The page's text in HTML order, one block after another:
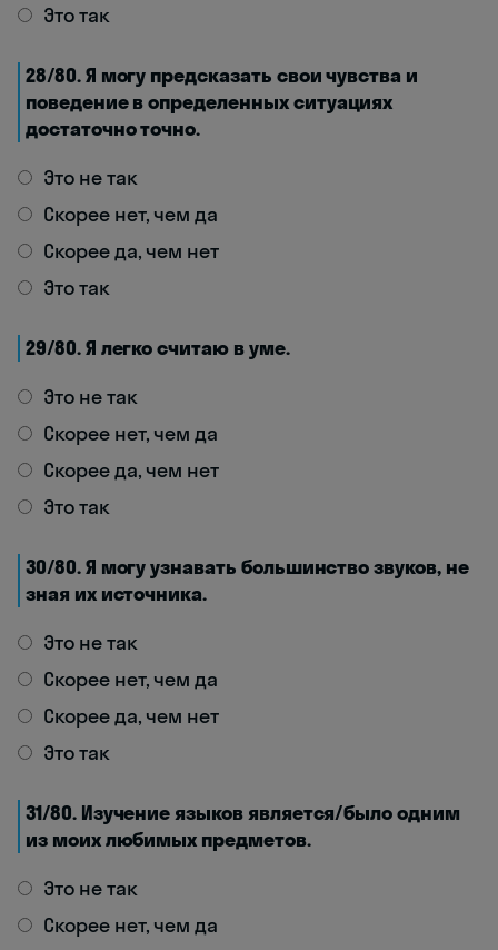
Это так
28/80. Я могу предсказать свои чувства и
поведение в определенных ситуациях
достаточно точно.
Это не так
Скорее нет, чем да
Скорее да, чем нет
Это так
29/80. Я легко считаю в уме.
Это не так
Скорее нет, чем да
Скорее да, чем нет
Это так
30/80. Я могу узнавать большинство звуков, не
зная их источника.
Это не так
Скорее нет, чем да
Скорее да, чем нет
Это так
31/80. Изучение языков является/было одним
из моих любимых предметов.
Это не так
Скорее нет, чем да